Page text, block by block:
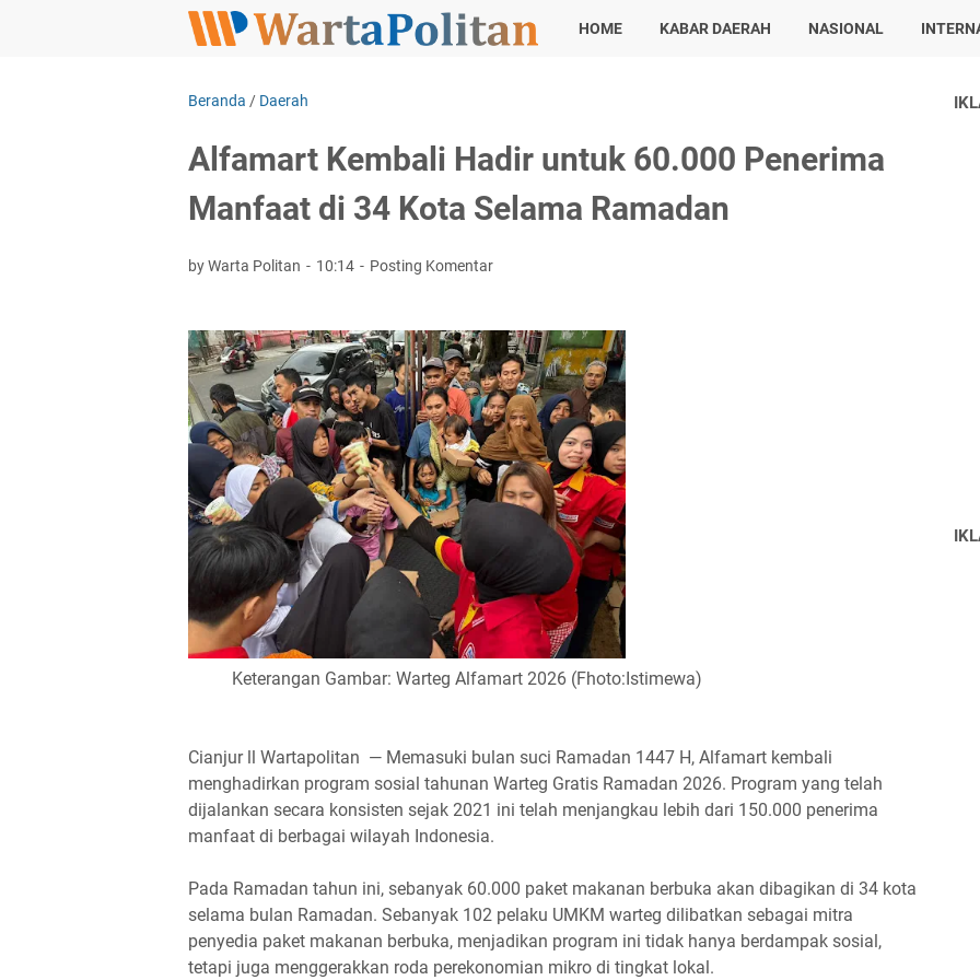
HOME KABAR DAERAH NASIONAL
Beranda / Daerah
Alfamart Kembali Hadir untuk 60.000 Penerima
Manfaat di 34 Kota Selama Ramadan
by Warta Politan 10:14 Posting Komentar
Keterangan Gambar: Warteg Alfamart 2026 (Fhoto:Istimewa)
Cianjur ll Wartapolitan — Memasuki bulan suci Ramadan 1447 H, Alfamart kembali
menghadirkan program sosial tahunan Warteg Gratis Ramadan 2026. Program yang telah
dijalankan secara konsisten sejak 2021 ini telah menjangkau lebih dari 150.000 penerima
manfaat di berbagai wilayah Indonesia.
Pada Ramadan tahun ini, sebanyak 60.000 paket makanan berbuka akan dibagikan di 34 kota
selama bulan Ramadan. Sebanyak 102 pelaku UMKM warteg dilibatkan sebagai mitra
penyedia paket makanan berbuka, menjadikan program ini tidak hanya berdampak sosial,
tetapi juga menggerakkan roda perekonomian mikro di tingkat lokal.